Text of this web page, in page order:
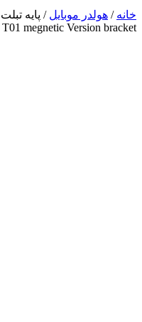
خانه / هولدر موبایل / پایه
megnetic Version bracket